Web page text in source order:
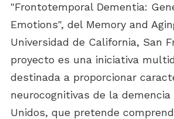
"Frontotemporal Dementia:
Emotions", del Memory and
Universidad de California, San
proyecto es una iniciativa
destinada a proporcionar
neurocognitivas de la demencia
Unidos, que pretende